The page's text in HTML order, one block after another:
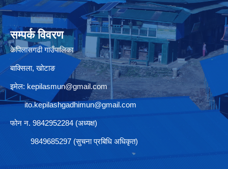
सम्पर्क विवरण
केपिलासगढी गाउँपालिका
बाक्सिला, खोटाङ
इमेल: kepilasmun@gmail.com
ito.kepilashgadhimun@gmail.com
फोन न. 9842952284 (अध्यक्ष)
9849685297 (सुचना प्रबिधि अधिकृत)